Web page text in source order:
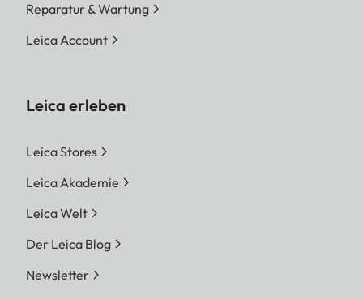
Reparatur & Wartung
Leica Account
Leica erleben
Leica Stores
Leica Akademie
Leica Welt
Der Leica Blog
Newsletter